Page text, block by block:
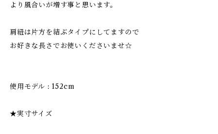
より風合いが増す事と思います。
肩紐は片方を結ぶタイプにしてますので
お好きな長さでお使いくださいませ☆
使用モデル : 152cm
★実寸サイズ